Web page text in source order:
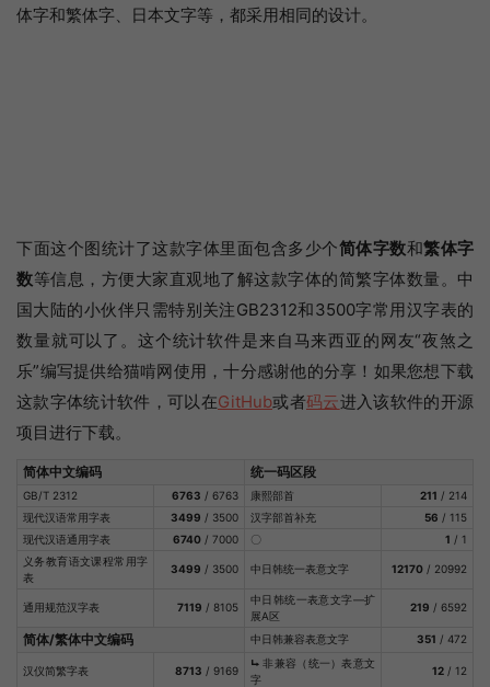
体字和繁体字、日本文字等，都采用相同的设计。
下面这个图统计了这款字体里面包含多少个简体字数和繁体字
数等信息，方便大家直观地了解这款字体的简繁字体数量。中
国大陆的小伙伴只需特别关注GB2312和3500字常用汉字表的
数量就可以了。这个统计软件是来自马来西亚的网友“夜煞之
乐”编写提供给猫啃网使用，十分感谢他的分享！如果您想下载
这款字体统计软件，可以在GitHub或者码云进入该软件的开源
项目进行下载。
简体中文编码 统一码区段
GB/T 2312 6763 / 6763 康熙部首 211 / 214
现代汉语常用字表
3499 / 3500 汉字部首补充 56 / 115
现代汉语通用字表
6740 / 7000 〇 1 / 1
义务教育语文课程常用字
表
3499 / 3500 中日韩统一表意文字 12170 / 20992
通用规范汉字表 7119 / 8105
中日韩统一表意文字—扩
展A区
219 / 6592
简体/繁体中文编码 中日韩兼容表意文字 351 / 472
汉仪简繁字表 8713 / 9169
⮡ 非兼容（统一）表意文
字
12 / 12